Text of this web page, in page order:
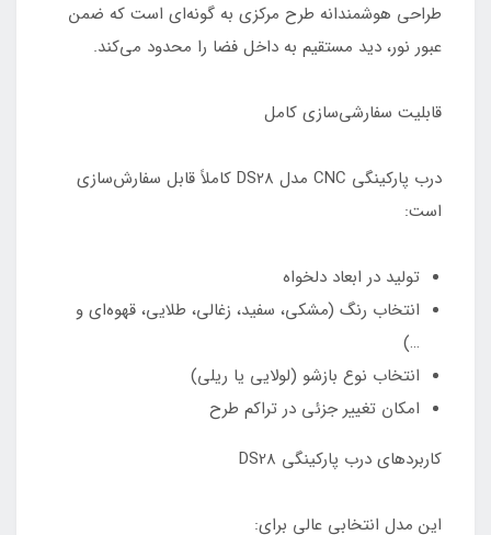
طراحی هوشمندانه طرح مرکزی به گونه‌ای است که ضمن
عبور نور، دید مستقیم به داخل فضا را محدود می‌کند.
قابلیت سفارشی‌سازی کامل
درب پارکینگی CNC مدل DS28 کاملاً قابل سفارش‌سازی
است:
تولید در ابعاد دلخواه
انتخاب رنگ (مشکی، سفید، زغالی، طلایی، قهوه‌ای و
…)
انتخاب نوع بازشو (لولایی یا ریلی)
امکان تغییر جزئی در تراکم طرح
کاربردهای درب پارکینگی DS28
این مدل انتخابی عالی برای: